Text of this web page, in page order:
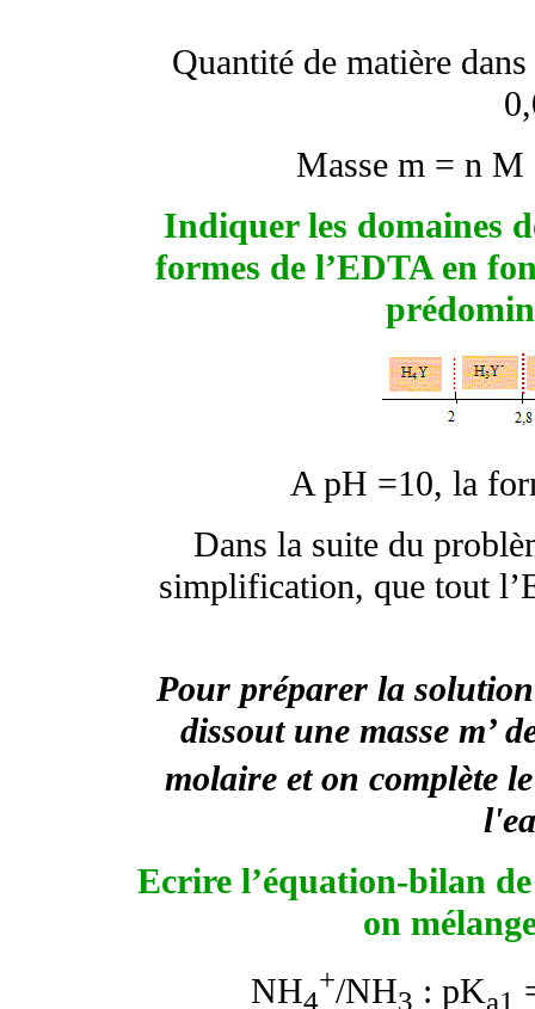
Quantité de matière
Masse m = n
Indiquer les domaines
formes de l’EDTA en
A pH =10, la
Dans la suite du
simplification, que tout
Pour préparer la
dissout une masse m’
molaire et on complète
Ecrire l’équation-bilan
on
NH4
+/NH3 : pKa1